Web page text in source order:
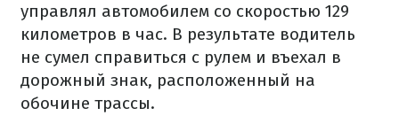
управлял автомобилем со скоростью 129
километров в час. В результате водитель
не сумел справиться с рулем и въехал в
дорожный знак, расположенный на
обочине трассы.